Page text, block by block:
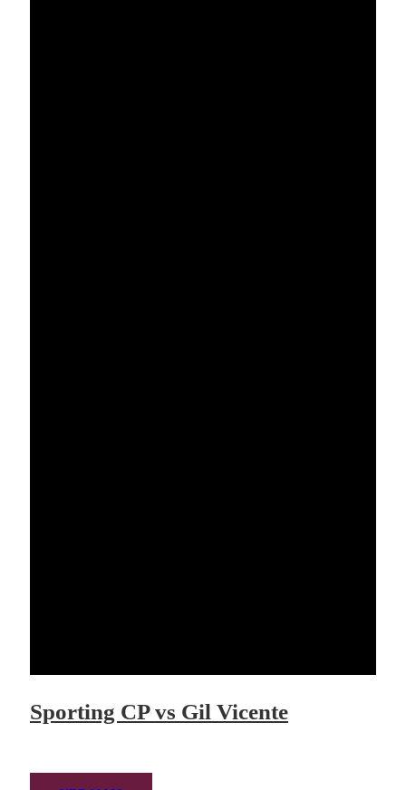
Sporting CP vs Gil Vicente